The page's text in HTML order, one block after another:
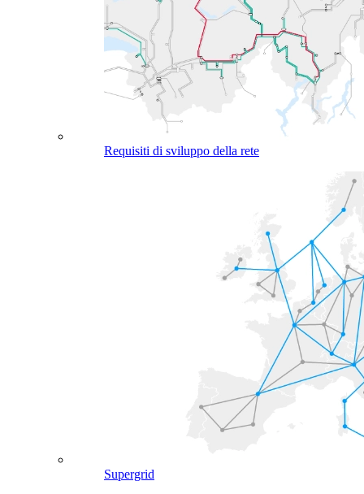
Requisiti di sviluppo della rete
Supergrid